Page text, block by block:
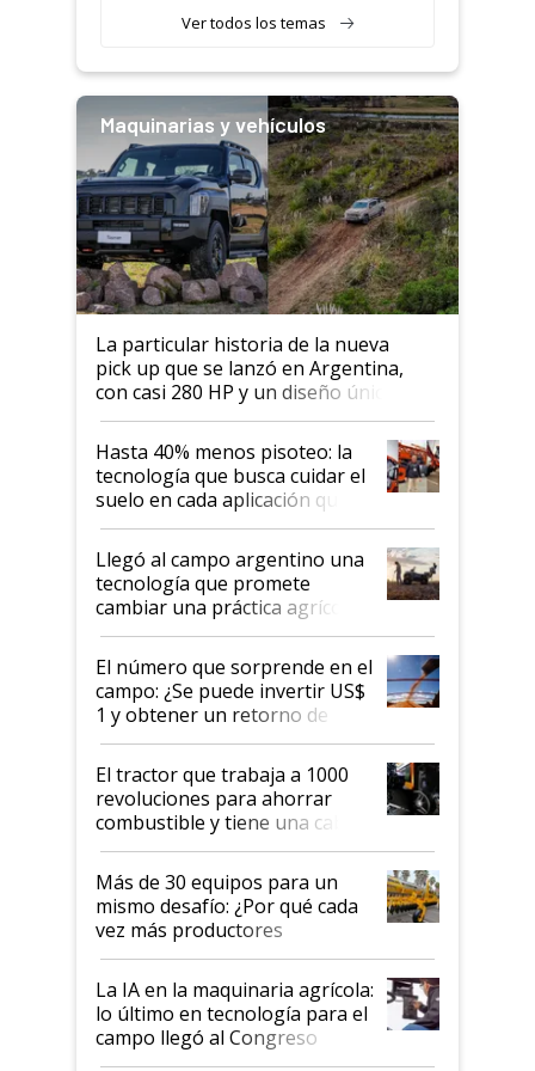
Ver todos los temas
Maquinarias y vehículos
La particular historia de la nueva
pick up que se lanzó en Argentina,
con casi 280 HP y un diseño único: a
cuánto se vende
Hasta 40% menos pisoteo: la
tecnología que busca cuidar el
suelo en cada aplicación que
llevó Jacto al Congreso
Aapresid 2026
Llegó al campo argentino una
tecnología que promete
cambiar una práctica agrícola
clave: ¿Y si analizar el suelo
fuera tan simple como apretar
un botón?
El número que sorprende en el
campo: ¿Se puede invertir US$
1 y obtener un retorno de
hasta US$ 10 en agricultura?
El tractor que trabaja a 1000
revoluciones para ahorrar
combustible y tiene una cabina
que parece una computadora:
lo último en el mundo,
disponible en Argentina
Más de 30 equipos para un
mismo desafío: ¿Por qué cada
vez más productores
incorporan fertilizante bajo
tierra?
La IA en la maquinaria agrícola:
lo último en tecnología para el
campo llegó al Congreso
Aapresid 2026